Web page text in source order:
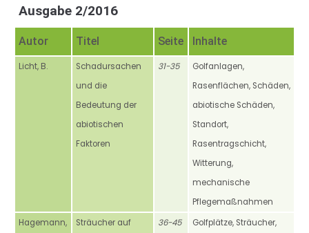
Ausgabe 2/2016
Autor Titel Seite Inhalte
Licht, B.
Schadursachen
und die
Bedeutung der
abiotischen
Faktoren
31-35
Golfanlagen,
Rasenflächen, Schäden,
abiotische Schäden,
Standort,
Rasentragschicht,
Witterung,
mechanische
Pflegemaßnahmen
Hagemann,
Sträucher auf
36-45
Golfplätze, Sträucher,